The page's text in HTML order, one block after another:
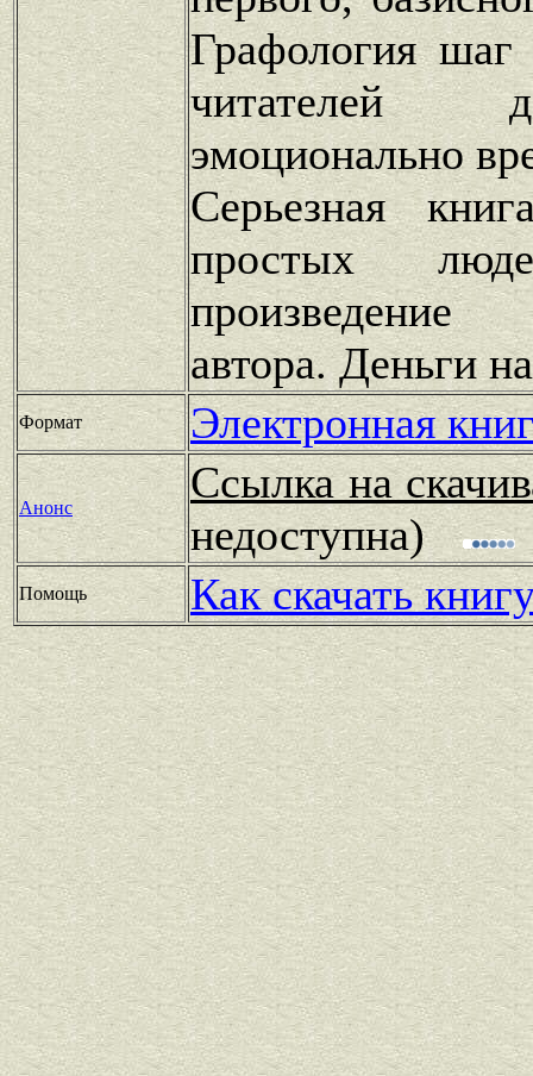
Графология
читателей
эмоционально
Серьезная
простых
автора. Деньги
Формат Электронная
Анонс
Ссылка на
недоступна)
Помощь Как скачать